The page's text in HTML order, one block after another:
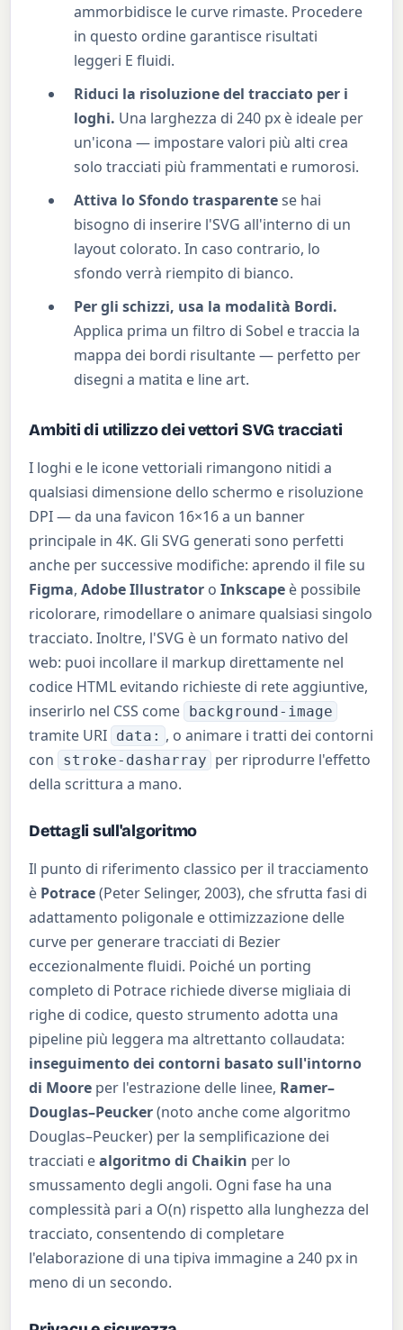
ammorbidisce le curve rimaste. Procedere
in questo ordine garantisce risultati
leggeri E fluidi.
Riduci la risoluzione del tracciato per i
loghi. Una larghezza di 240 px è ideale per
un'icona — impostare valori più alti crea
solo tracciati più frammentati e rumorosi.
Attiva lo Sfondo trasparentese hai
bisogno di inserire l'SVG all'interno di un
layout colorato. In caso contrario, lo
sfondo verrà riempito di bianco.
Per gli schizzi, usa la modalità Bordi.
Applica prima un filtro di Sobel e traccia la
mappa dei bordi risultante — perfetto per
disegni a matita e line art.
Ambiti di utilizzo dei vettori SVG tracciati
I loghi e le icone vettoriali rimangono nitidi a
qualsiasi dimensione dello schermo e risoluzione
DPI — da una favicon 16×16 a un banner
principale in 4K. Gli SVG generati sono perfetti
anche per successive modifiche: aprendo il file su
Figma,Adobe Illustrator oInkscape è possibile
ricolorare, rimodellare o animare qualsiasi singolo
tracciato. Inoltre, l'SVG è un formato nativo del
web: puoi incollare il markup direttamente nel
codice HTML evitando richieste di rete aggiuntive,
inserirlo nel CSS come
background-image
tramite URI data: , o animare i tratti dei contorni
con
stroke-dasharray per riprodurre l'effetto
della scrittura a mano.
Dettagli sull'algoritmo
Il punto di riferimento classico per il tracciamento
è Potrace(Peter Selinger, 2003), che sfrutta fasi di
adattamento poligonale e ottimizzazione delle
curve per generare tracciati di Bezier
eccezionalmente fluidi. Poiché un porting
completo di Potrace richiede diverse migliaia di
righe di codice, questo strumento adotta una
pipeline più leggera ma altrettanto collaudata:
inseguimento dei contorni basato sull'intorno
di Moore per l'estrazione delle linee, Ramer–
Douglas–Peucker(noto anche come algoritmo
Douglas–Peucker) per la semplificazione dei
tracciati ealgoritmo di Chaikin per lo
smussamento degli angoli. Ogni fase ha una
complessità pari a O(n) rispetto alla lunghezza del
tracciato, consentendo di completare
l'elaborazione di una tipiva immagine a 240 px in
meno di un secondo.